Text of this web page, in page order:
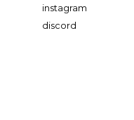
instagram
discord